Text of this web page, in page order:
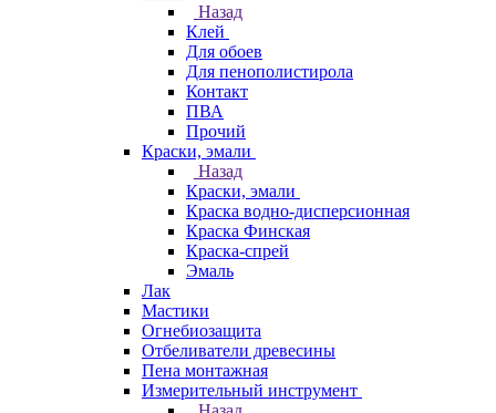
Назад
Клей
Для обоев
Для пенополистирола
Контакт
ПВА
Прочий
Краски, эмали
Назад
Краски, эмали
Краска водно-дисперсионная
Краска Финская
Краска-спрей
Эмаль
Лак
Мастики
Огнебиозащита
Отбеливатели древесины
Пена монтажная
Измерительный инструмент